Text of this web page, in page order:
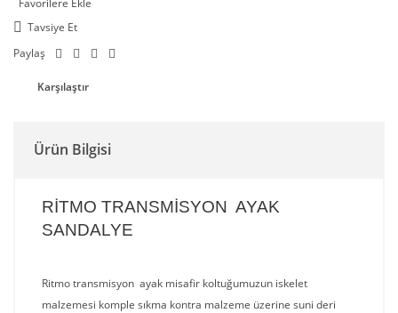
Tavsiye Et
Paylaş
Karşılaştır
Ürün Bilgisi
RİTMO TRANSMİSYON AYAK
SANDALYE
Ritmo transmisyon ayak misafir koltuğumuzun iskelet
malzemesi komple sıkma kontra malzeme üzerine suni deri